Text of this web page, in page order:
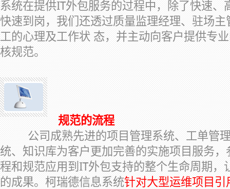
系统在提供IT外包服务的过程中，除了快速、
快速到岗，我们还透过质量监理经理、驻场
工的心理及工作状 态，并主动向客户提供专
核规范。
规范的流程
公司成熟先进的项目管理系统、工单管理
统、知识库为客户更加完善的实施项目服务
程和规范应用到IT外包支持的整个生命周期，
的成果。柯瑞德信息系统针对大型运维项目